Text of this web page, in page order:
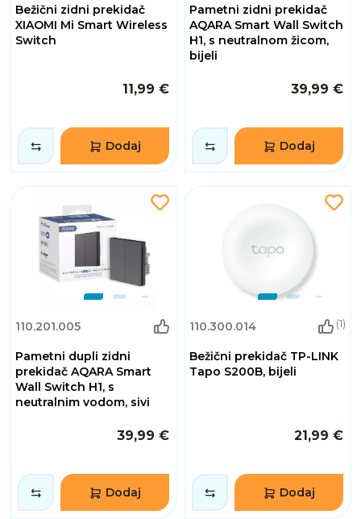
Bežični zidni prekidač
XIAOMI Mi Smart Wireless
Switch
11,99 €
Dodaj
Pametni zidni prekidač
AQARA Smart Wall Switch
H1, s neutralnom žicom,
bijeli
39,99 €
Dodaj
110.201.005
Pametni dupli zidni
prekidač AQARA Smart
Wall Switch H1, s
neutralnim vodom, sivi
39,99 €
Dodaj
110.300.014 (1)
Bežični prekidač TP-LINK
Tapo S200B, bijeli
21,99 €
Dodaj